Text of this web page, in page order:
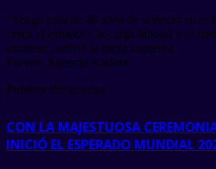
“Tengo más de 40 años de servicio en el
cerca el esfuerzo, la carga laboral y el
asumen”, refirió la jueza suprema.
Fuente: Agencia Andina
Publicación anterior
CON LA MAJESTUOSA
INICIÓ EL ESPERADO MUNDIAL